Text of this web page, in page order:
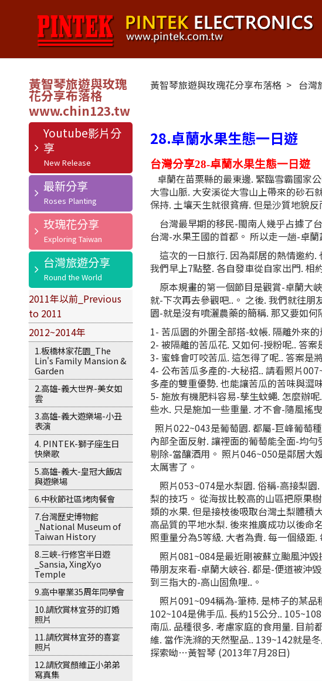
黃智琴旅遊與玫瑰
花分享布落格
Youtube影片分
享
最新分享
玫瑰花分享
台灣旅遊分享
2011年以前_Previous
to 2011
2012~2014年
1.板橋林家花園_The
Lin's Family Mansion &
Garden
2.高雄-義大世界-美女如
雲
3.高雄-義大遊樂場-小丑
表演
4. PINTEK-獅子座生日
快樂歌
5.高雄-義大-皇冠大飯店
與遊樂場
6.中秋節社區烤肉餐會
7.台灣歷史博物館
_National Museum of
Taiwan History
8.三峽-行修宮半日遊
_Sansia, XingXyo
Temple
9.高中畢業35周年同學會
10.請欣賞林宜芬的訂婚
照片
11.請欣賞林宜芬的喜宴
照片
12.請欣賞顏維正小弟弟
寫真集
黃智琴旅遊與玫瑰花分享布落格 台灣
28.卓蘭水果生態一日遊
台灣分享28-卓蘭水果生態一日遊
卓蘭在苗栗縣的最東邊. 緊臨雪霸國家
大雪山脈. 大安溪從大雪山上帶來的砂石
保持. 土壤天生就很貧瘠. 但是沙質地貌
台灣最早期的移民-閩南人幾乎占據了
台灣-水果王國的首都。 所以走一趟-卓
這次的一日旅行. 因為鄰居的熱情邀約.
我們早上7點整. 各自發車從自家出門. 相
原本規畫的第一個節目是觀賞-卓蘭大
就-下次再去參觀吧..。 之後. 我們就往
園-就是沒有噴灑農藥的簡稱. 那又要如何
1- 苦瓜園的外圍全部搭-蚊帳. 隔離外來
2- 被隔離的苦瓜花. 又如何-授粉呢.. 答
3- 蜜蜂會叮咬苦瓜. 這怎得了呢.. 答案是
4- 公布苦瓜多產的-大秘招.. 請看照片
多產的雙重優勢. 也能讓苦瓜的苦味與澀
5- 施放有機肥料容易-孳生蚊蠅. 怎麼辦
些水. 只是施加一些重量. 才不會-隨風搖
照片022~043是葡萄園. 都屬-巨峰葡萄
內部全面反射. 讓裡面的葡萄能全面-均
剔除-當釀酒用。 照片046~050是鄰居大
太厲害了。
照片053~074是水梨園. 俗稱-高接梨園
梨的技巧。 從海拔比較高的山區把原果
類的水果. 但是接枝後吸取台灣土梨體積
高品質的平地水梨. 後來推廣成功以後命
照重量分為5等級. 大者為貴. 每一個級距.
照片081~084是最近剛被蘇立颱風沖
帶朋友來看-卓蘭大峽谷. 都是-便道被沖
到三指大的-高山固魚哩..。
照片091~094稱為-筆柿. 是柿子的某品
102~104是佛手瓜. 長約15公分..
南瓜. 品種很多. 考慮家庭的食用量. 目前
維. 當作洗滌的天然聖品.. 139~142就是
探索呦…黃智琴 (2013年7月28日)